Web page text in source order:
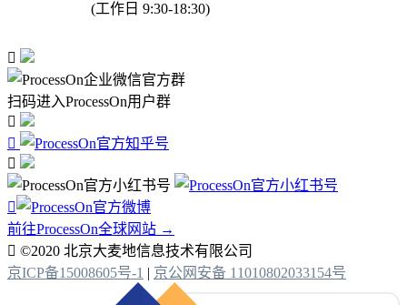
(工作日 9:30-18:30)

扫码进入ProcessOn用户群




前往ProcessOn全球网站 →
 ©2020 北京大麦地信息技术有限公司
京ICP备15008605号-1 | 京公网安备 11010802033154号